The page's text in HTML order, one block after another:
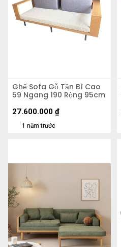
Ghế Sofa Gỗ Tần Bì Cao
59 Ngang 190 Rộng 95cm
1 năm trước
27.600.000 ₫